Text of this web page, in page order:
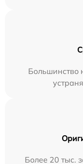
Большинство
Более 20 тыс.